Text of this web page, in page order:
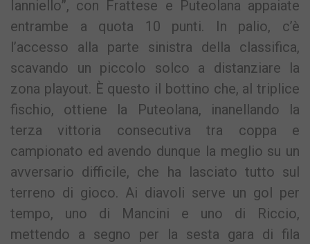
Ianniello”, con Frattese e Puteolana appaiate
entrambe a quota 10 punti. In palio, c’è
l’accesso alla parte sinistra della classifica,
scavando un piccolo solco a distanziare la
zona playout. È questo il bottino che, al triplice
fischio, ottiene la Puteolana, inanellando la
terza vittoria consecutiva tra coppa e
campionato ed avendo dunque la meglio su un
avversario difficile, che ha lasciato tutto sul
terreno di gioco. Ai diavoli serve un gol per
tempo, uno di Mancini e uno di Riccio,
mettendo a segno per la sesta gara di fila